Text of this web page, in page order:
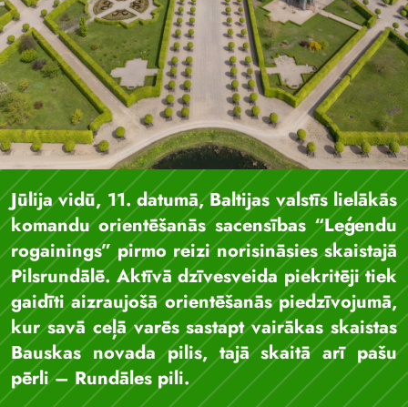
Jūlija vidū, 11. datumā, Baltijas valstīs lielākās
komandu orientēšanās sacensības “Leģendu
rogainings” pirmo reizi norisināsies skaistajā
Pilsrundālē. Aktīvā dzīvesveida piekritēji tiek
gaidīti aizraujošā orientēšanās piedzīvojumā,
kur savā ceļā varēs sastapt vairākas skaistas
Bauskas novada pilis, tajā skaitā arī pašu
pērli – Rundāles pili.